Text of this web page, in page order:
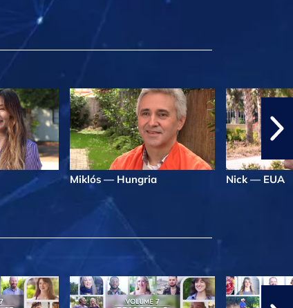
Miklós — Hungria Nick — EUA